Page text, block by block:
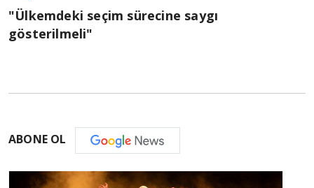
"Ülkemdeki seçim sürecine saygı
gösterilmeli"
ABONE OL